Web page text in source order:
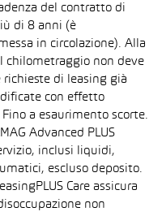
del contratto di
di 8 anni (è
in circolazione). Alla
chilometraggio non deve
richieste di leasing già
con effetto
a esaurimento scorte.
Advanced PLUS
inclusi liquidi,
escluso deposito.
Care assicura
non